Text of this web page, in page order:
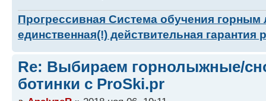
Прогрессивная Система обучения
единственная(!) действительная гарантия
Re: Выбираем горнолыжные/
ботинки с ProSki.pr